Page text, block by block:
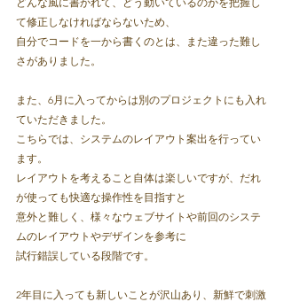
て修正しなければならないため、
自分でコードを一から書くのとは、また違った難し
さがありました。
また、6月に入ってからは別のプロジェクトにも入れ
ていただきました。
こちらでは、システムのレイアウト案出を行ってい
ます。
レイアウトを考えること自体は楽しいですが、だれ
が使っても快適な操作性を目指すと
意外と難しく、様々なウェブサイトや前回のシステ
ムのレイアウトやデザインを参考に
試行錯誤している段階です。
2年目に入っても新しいことが沢山あり、新鮮で刺激